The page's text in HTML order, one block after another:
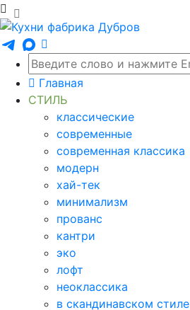
Главная
СТИЛЬ
классические
современные
современная классика
модерн
хай-тек
минимализм
прованс
кантри
эко
лофт
неоклассика
в скандинавском стиле